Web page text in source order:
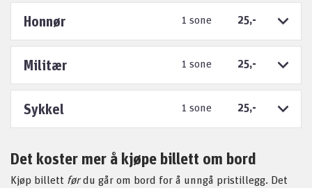
Honnør 1 sone 25,-
Militær 1 sone 25,-
Sykkel 1 sone 25,-
Det koster mer å kjøpe billett om bord
Kjøp billett førdu går om bord for å unngå pristillegg. Det